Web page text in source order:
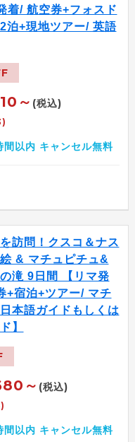
着/ 航空券+フォスド
泊+現地ツアー/ 英語
～ (税込)
間以内 キャンセル無料
訪問！クスコ＆ナス
& マチュピチュ&
滝 9日間 【リマ発
+宿泊+ツアー/ マチ
本語ガイドもしくは
】
～ (税込)
間以内 キャンセル無料